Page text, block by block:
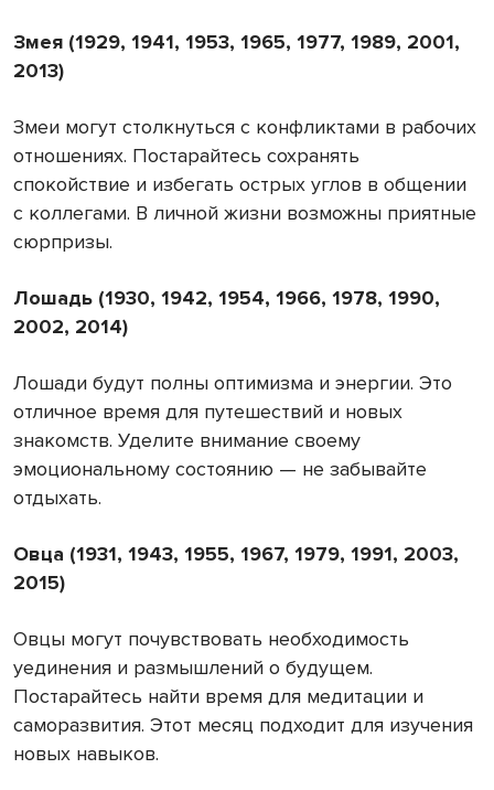
Змея (1929, 1941, 1953, 1965, 1977, 1989, 2001,
2013)
Змеи могут столкнуться с конфликтами в рабочих
отношениях. Постарайтесь сохранять
спокойствие и избегать острых углов в общении
с коллегами. В личной жизни возможны приятные
сюрпризы.
Лошадь (1930, 1942, 1954, 1966, 1978, 1990,
2002, 2014)
Лошади будут полны оптимизма и энергии. Это
отличное время для путешествий и новых
знакомств. Уделите внимание своему
эмоциональному состоянию — не забывайте
отдыхать.
Овца (1931, 1943, 1955, 1967, 1979, 1991, 2003,
2015)
Овцы могут почувствовать необходимость
уединения и размышлений о будущем.
Постарайтесь найти время для медитации и
саморазвития. Этот месяц подходит для изучения
новых навыков.